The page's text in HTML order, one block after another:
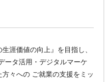
涯価値の向上』を目指し、
ータ活用・デジタルマーケ
々への ご就業の支援をミッ